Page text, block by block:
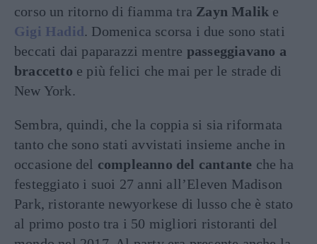
corso un ritorno di fiamma tra Zayn Malik e
Gigi Hadid. Domenica scorsa i due sono stati
beccati dai paparazzi mentre passeggiavano a
braccetto e più felici che mai per le strade di
New York.
Sembra, quindi, che la coppia si sia riformata
tanto che sono stati avvistati insieme anche in
occasione del compleanno del cantante che ha
festeggiato i suoi 27 anni all’Eleven Madison
Park, ristorante newyorkese di lusso che è stato
al primo posto tra i 50 migliori ristoranti del